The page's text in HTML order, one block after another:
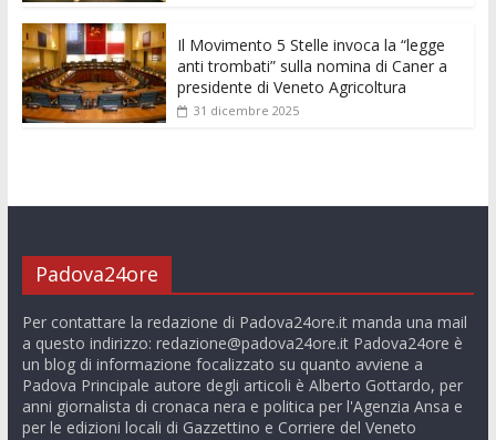
Il Movimento 5 Stelle invoca la “legge
anti trombati” sulla nomina di Caner a
presidente di Veneto Agricoltura
31 dicembre 2025
Padova24ore
Per contattare la redazione di Padova24ore.it manda una mail
a questo indirizzo: redazione@padova24ore.itPadova24ore è
un blog di informazione focalizzato su quanto avviene a
Padova Principale autore degli articoli è Alberto Gottardo, per
anni giornalista di cronaca nera e politica per l'Agenzia Ansa e
per le edizioni locali di Gazzettino e Corriere del Veneto